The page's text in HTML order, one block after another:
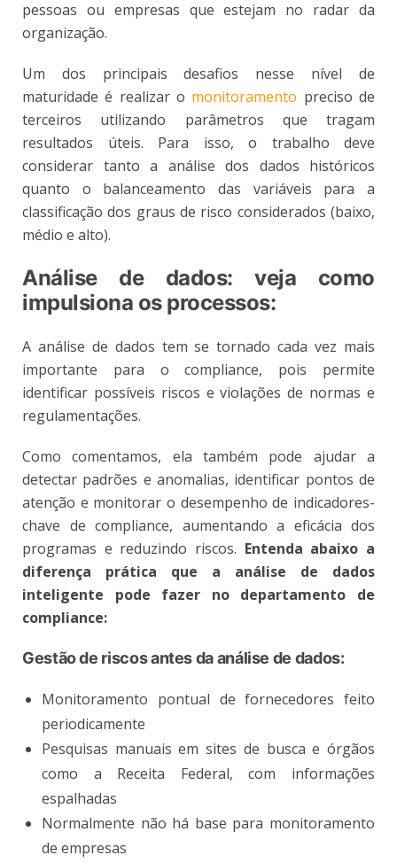
pessoas ou empresas que estejam no radar da
organização.
Um dos principais desafios nesse nível de
maturidade é realizar o monitoramento preciso de
terceiros utilizando parâmetros que tragam
resultados úteis. Para isso, o trabalho deve
considerar tanto a análise dos dados históricos
quanto o balanceamento das variáveis para a
classificação dos graus de risco considerados (baixo,
médio e alto).
Análise de dados: veja como
impulsiona os processos:
A análise de dados tem se tornado cada vez mais
importante para o compliance, pois permite
identificar possíveis riscos e violações de normas e
regulamentações.
Como comentamos, ela também pode ajudar a
detectar padrões e anomalias, identificar pontos de
atenção e monitorar o desempenho de indicadores-
chave de compliance, aumentando a eficácia dos
programas e reduzindo riscos. Entenda abaixo a
diferença prática que a análise de dados
inteligente pode fazer no departamento de
compliance:
Gestão de riscos antes da análise de dados:
Monitoramento pontual de fornecedores feito
periodicamente
Pesquisas manuais em sites de busca e órgãos
como a Receita Federal, com informações
espalhadas
Normalmente não há base para monitoramento
de empresas